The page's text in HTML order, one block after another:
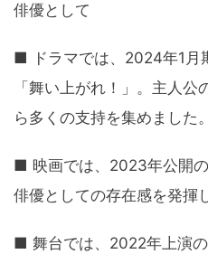
俳優として
■ ドラマでは、2024年1月
「舞い上がれ！」。主人
ら多くの支持を集めました。
■ 映画では、2023年公開
俳優としての存在感を発揮
■ 舞台では、2022年上演の